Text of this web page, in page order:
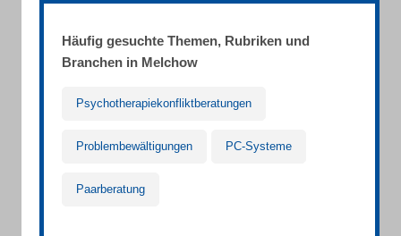
Häufig gesuchte Themen, Rubriken und
Branchen in Melchow
Psychotherapiekonfliktberatungen
Problembewältigungen PC-Systeme
Paarberatung